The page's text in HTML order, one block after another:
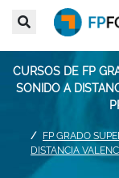
CURSOS DE FP
SONIDO A
FP GRADO
DISTANCIA